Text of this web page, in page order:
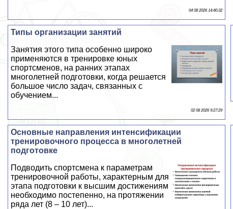
04 08 2026 14:40:32
Типы организации занятий
Занятия этого типа особенно широко
применяются в тренировке юных
спортсменов, на ранних этапах
многолетней подготовки, когда решается
большое число задач, связанных с
обучением...
02 08 2026 9:27:29
Основные направления интенсификации
тренировочного процесса в многолетней
подготовке
Подводить спортсмена к параметрам
тренировочной работы, хаpaктерным для
этапа подготовки к высшим достижениям
необходимо постепенно, на протяжении
ряда лет (8 – 10 лет)...